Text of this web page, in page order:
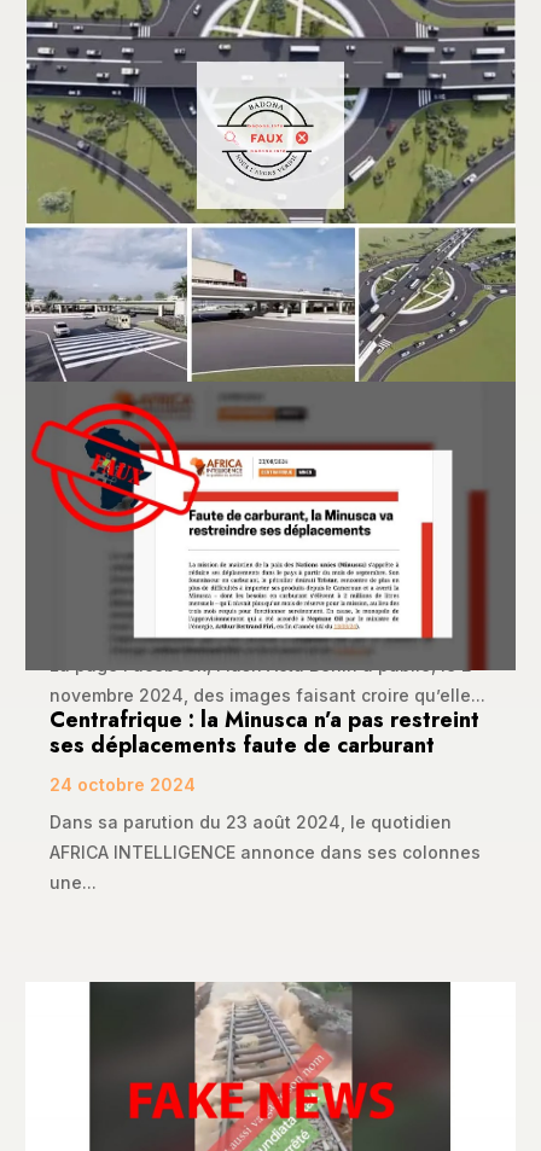
Bénin : faux, ces images ne montrent pas
la maquette du futur échangeur de
Vêdoko
10 novembre 2024
novembre 2024, des images faisant croire qu’elle...
Centrafrique : la Minusca n’a pas restreint
ses déplacements faute de carburant
24 octobre 2024
Dans sa parution du 23 août 2024, le quotidien
AFRICA INTELLIGENCE annonce dans ses colonnes
une...